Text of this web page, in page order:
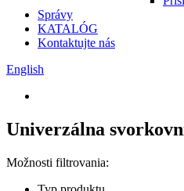
Správy
KATALÓG
Kontaktujte nás
English
Univerzálna
Možnosti filtrovania: